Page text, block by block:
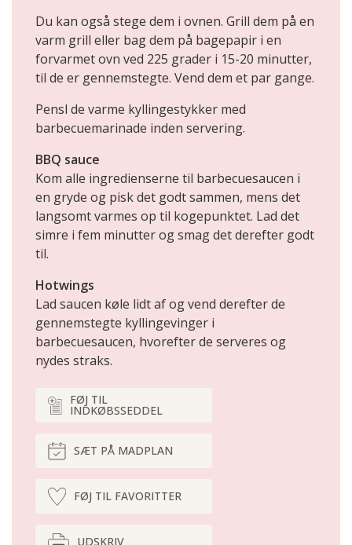
Du kan også stege dem i ovnen. Grill dem på en
varm grill eller bag dem på bagepapir i en
forvarmet ovn ved 225 grader i 15-20 minutter,
til de er gennemstegte. Vend dem et par gange.
Pensl de varme kyllingestykker med
barbecuemarinade inden servering.
BBQ sauce
Kom alle ingredienserne til barbecuesaucen i
en gryde og pisk det godt sammen, mens det
langsomt varmes op til kogepunktet. Lad det
simre i fem minutter og smag det derefter godt
til.
Hotwings
Lad saucen køle lidt af og vend derefter de
gennemstegte kyllingevinger i
barbecuesaucen, hvorefter de serveres og
nydes straks.
FØJ TIL
INDKØBSSEDDEL
SÆT PÅ MADPLAN
FØJ TIL FAVORITTER
UDSKRIV